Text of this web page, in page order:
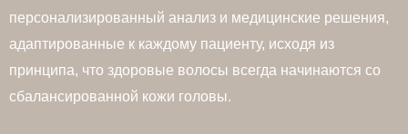
персонализированный анализ и медицинские решения,
адаптированные к каждому пациенту, исходя из
принципа, что здоровые волосы всегда начинаются со
сбалансированной кожи головы.